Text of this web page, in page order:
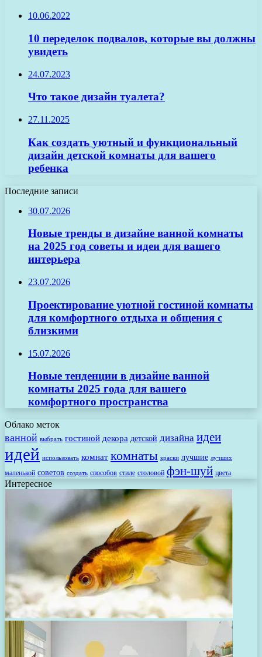
10.06.2022
10 переделок подвалов, которые вы должны
увидеть
24.07.2023
Что такое дизайн туалета?
27.11.2025
Как создать уютный и функциональный
дизайн детской комнаты для вашего
ребенка
Последние записи
30.07.2026
Новые тренды в дизайне ванной комнаты
на 2025 год советы и идеи для вашего
интерьера
23.07.2026
Проектирование уютной гостиной комнаты
для комфортного отдыха и общения с
близкими
15.07.2026
Новые тенденции в дизайне ванной
комнаты 2025 года для вашего
комфортного пространства
Облако меток
ванной выбрать гостиной декора детской дизайна идеи
идей использовать комнат комнаты краски лучшие лучших
маленькой советов создать способов стиле столовой фэн-шуй цвета
Интересное